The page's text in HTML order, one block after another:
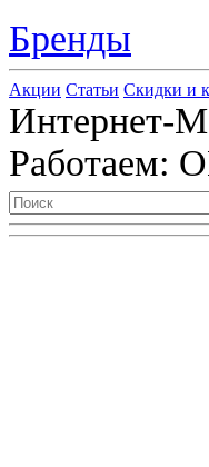
Бренды
Акции Статьи Скидки и
Интернет-